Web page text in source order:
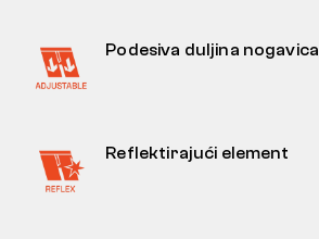
Podesiva duljina nogavica
Reflektirajući element